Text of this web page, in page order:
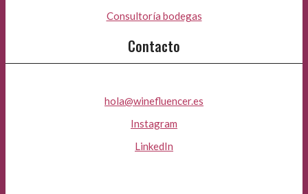
Consultoría bodegas
Contacto
hola@winefluencer.es
Instagram
LinkedIn